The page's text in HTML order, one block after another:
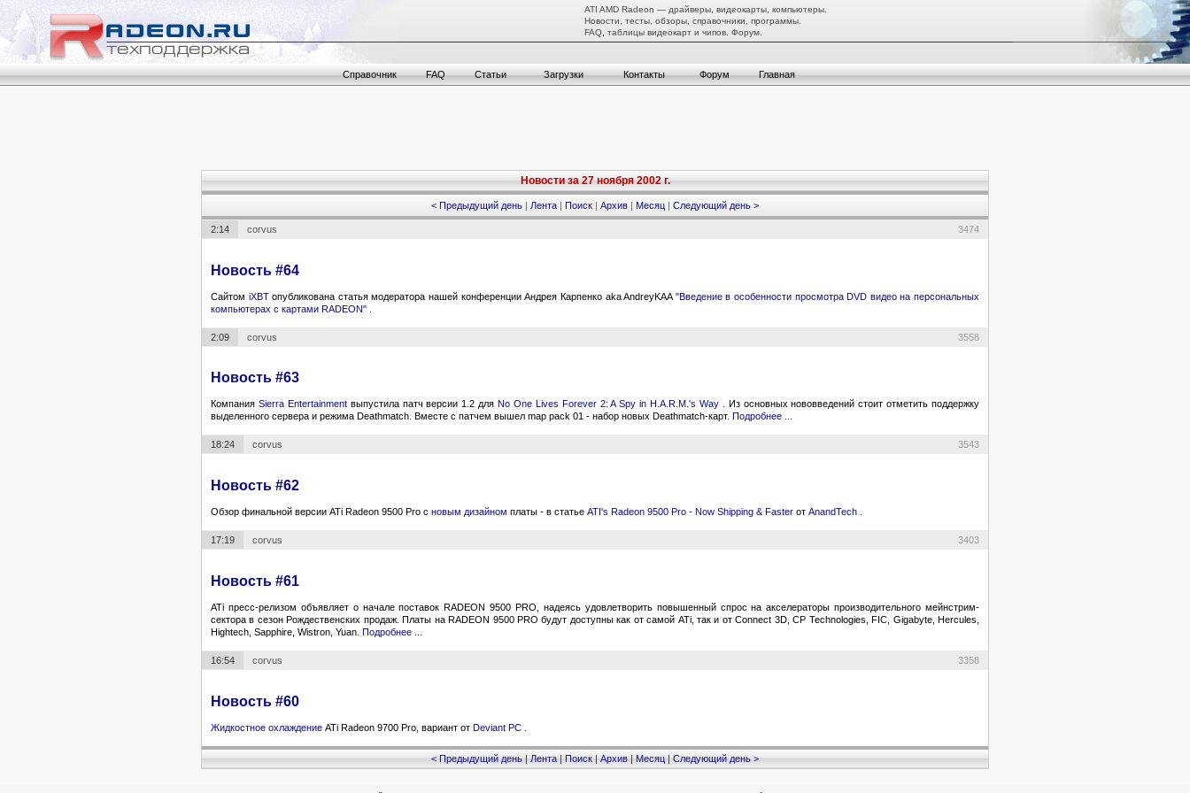
ATI AMD Radeon — драйверы, видеокарты, компьютеры.
Новости, тесты, обзоры, справочники, программы.
FAQ, таблицы видеокарт и чипов. Форум.
Справочник FAQ Статьи Загрузки Контакты Форум Главная
Новости за 27 ноября 2002 г.
< Предыдущий день | Лента | Поиск | Архив | Месяц | Следующий день >
3474
2:14 corvus
Новость #64
Сайтом iXBTопубликована статья модератора нашей конференции Андрея Карпенко aka AndreyKAA "Введение в особенности просмотра DVD видео на персональных
компьютерах с картами RADEON"
3558
2:09 corvus
Новость #63
Компания Sierra Entertainment выпустила патч версии 1.2 для No One Lives Forever 2: A Spy in H.A.R.M.'s Way . Из основных нововведений стоит отметить поддержку
выделенного сервера и режима Deathmatch. Вместе с патчем вышел map pack 01 - набор новых Deathmatch-карт. Подробнее ...
3543
18:24 corvus
Новость #62
Обзор финальной версии ATi Radeon 9500 Pro с новым дизайном платы - в статье ATI's Radeon 9500 Pro - Now Shipping & Faster от AnandTech
3403
17:19 corvus
Новость #61
ATi пресс-релизом объявляет о начале поставок RADEON 9500 PRO, надеясь удовлетворить повышенный спрос на акселераторы производительного мейнстрим-
сектора в сезон Рождественских продаж. Платы на RADEON 9500 PRO будут доступны как от самой ATi, так и от Сonnect 3D, CP Technologies, FIC, Gigabyte, Hercules,
Hightech, Sapphire, Wistron, Yuan. Подробнее
3358
16:54 corvus
Новость #60
Жидкостное охлаждение ATi Radeon 9700 Pro, вариант от Deviant PC
< Предыдущий день|Лента|Поиск|Архив|Месяц|Следующий день >